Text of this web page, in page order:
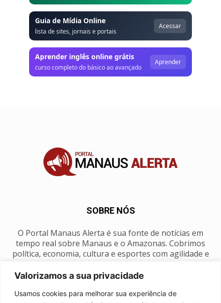
Valorizamos a sua privacidade
Usamos cookies para melhorar sua experiência de
Guia de Mídia Online
lista de sites, jornais e portais
Acessar
Aprender inglês online grátis
curso completo do básico ao avançado
Aprender
SOBRE NÓS
O Portal Manaus Alerta é sua fonte de notícias em
tempo real sobre Manaus e o Amazonas. Cobrimos
política, economia, cultura e esportes com agilidade e